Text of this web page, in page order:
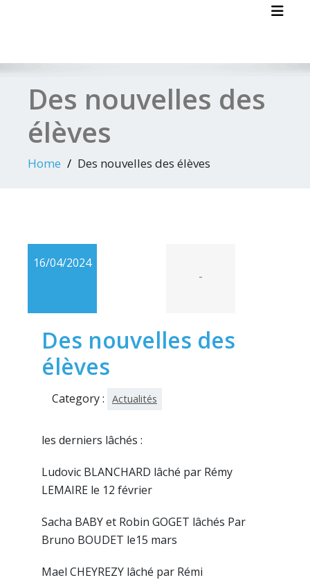
Des nouvelles des
élèves
Home Des nouvelles des élèves
16/04/2024
-
Des nouvelles des
élèves
Category : Actualités
les derniers lâchés :
Ludovic BLANCHARD lâché par Rémy
LEMAIRE le 12 février
Sacha BABY et Robin GOGET lâchés Par
Bruno BOUDET le15 mars
Mael CHEYREZY lâché par Rémi